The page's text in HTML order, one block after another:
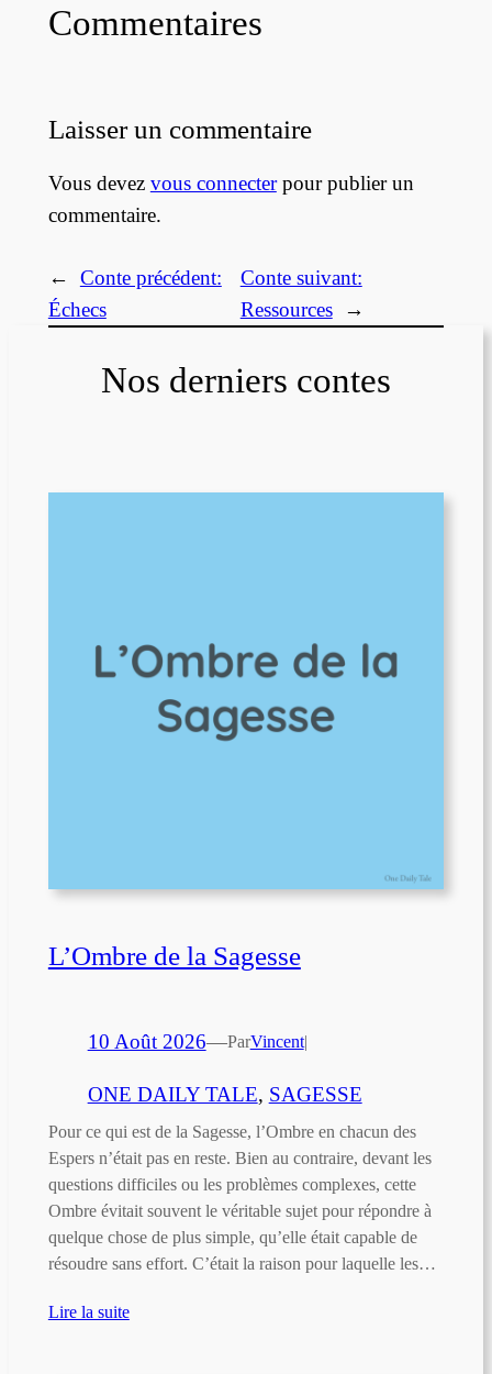
Commentaires
Laisser un commentaire
Vous devez vous connecterpour publier un
commentaire.
←
Conte précédent:
Échecs
Conte suivant:
Ressources
→
Nos derniers contes
L’Ombre de la Sagesse
10 Août 2026—ParVincent|
ONE DAILY TALE, SAGESSE
Pour ce qui est de la Sagesse, l’Ombre en chacun des
Espers n’était pas en reste. Bien au contraire, devant les
questions difficiles ou les problèmes complexes, cette
Ombre évitait souvent le véritable sujet pour répondre à
quelque chose de plus simple, qu’elle était capable de
résoudre sans effort. C’était la raison pour laquelle les…
Lire la suite